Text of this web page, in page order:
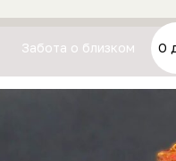
Забота о близком О